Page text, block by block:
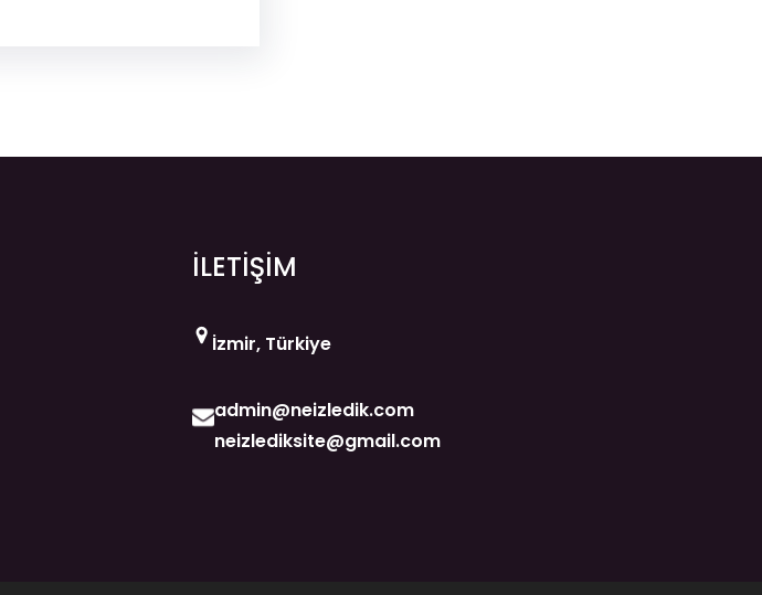
İLETİŞİM
İzmir, Türkiye
admin@neizledik.com
neizlediksite@gmail.com